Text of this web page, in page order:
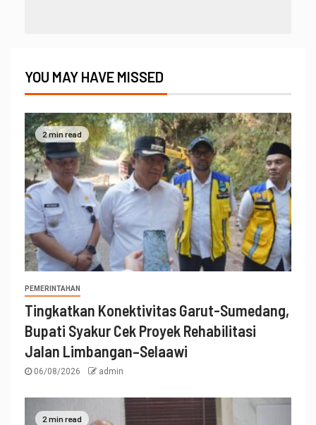
YOU MAY HAVE MISSED
2 min read
PEMERINTAHAN
Tingkatkan Konektivitas Garut-Sumedang,
Bupati Syakur Cek Proyek Rehabilitasi
Jalan Limbangan–Selaawi
06/08/2026 admin
2 min read